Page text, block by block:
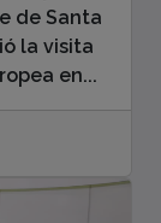
de Santa
la visita
en...